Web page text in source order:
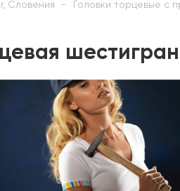
Словения Головки торцевые с